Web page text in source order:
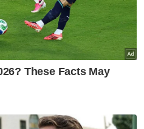
mangsa terhidu gas
dunia
Malaysia meninggal dunia
dunia di Lubnan
gunung, Ranjer